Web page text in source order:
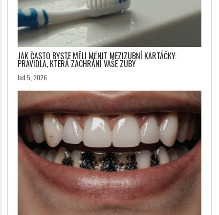
JAK ČASTO BYSTE MĚLI MĚNIT MEZIZUBNÍ KARTÁČKY:
PRAVIDLA, KTERÁ ZACHRÁNÍ VAŠE ZUBY
led 5, 2026